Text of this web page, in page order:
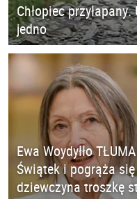
Chłopiec
jedno
Ewa Woydyłło
Świątek i pogrąża
dziewczyna troszkę